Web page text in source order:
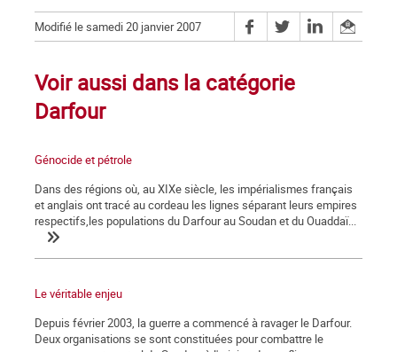
Modifié le samedi 20 janvier 2007
Voir aussi dans la catégorie
Darfour
Génocide et pétrole
Dans des régions où, au XIXe siècle, les impérialismes français
et anglais ont tracé au cordeau les lignes séparant leurs empires
respectifs,les populations du Darfour au Soudan et du Ouaddaï...
Le véritable enjeu
Depuis février 2003, la guerre a commencé à ravager le Darfour.
Deux organisations se sont constituées pour combattre le